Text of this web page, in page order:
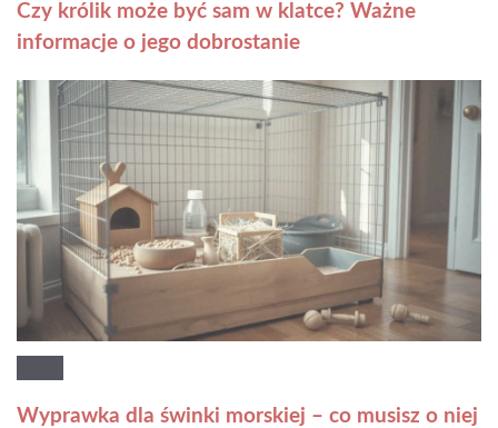
Czy królik może być sam w klatce? Ważne
informacje o jego dobrostanie
Wyprawka dla świnki morskiej – co musisz o niej